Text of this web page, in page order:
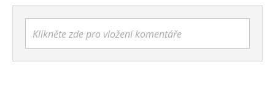
Klikněte zde pro vložení komentáře